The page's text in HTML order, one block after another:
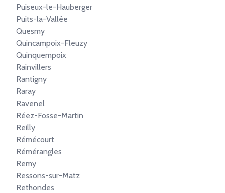
Puiseux-le-Hauberger
Puits-la-Vallée
Quesmy
Quincampoix-Fleuzy
Quinquempoix
Rainvillers
Rantigny
Raray
Ravenel
Réez-Fosse-Martin
Reilly
Rémécourt
Rémérangles
Remy
Ressons-sur-Matz
Rethondes